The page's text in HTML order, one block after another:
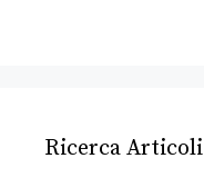
Ricerca Articoli